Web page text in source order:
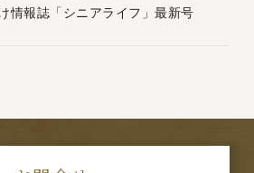
情報誌「シニアライフ」最新号